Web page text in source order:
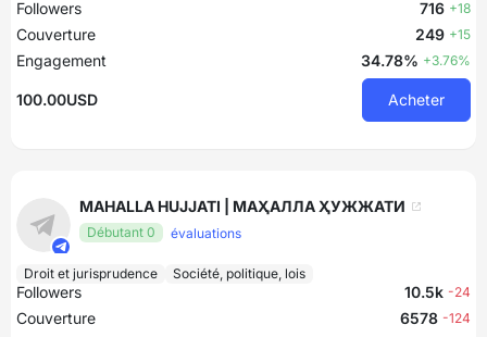
Followers 716 +18
Couverture 249 +15
Engagement 34.78% +3.76%
100.00USD Acheter
MAHALLA HUJJATI | МАҲАЛЛА ҲУЖЖАТИ
Débutant 0 évaluations
Droit et jurisprudence Société, politique, lois
Followers 10.5k -24
Couverture 6578 -124